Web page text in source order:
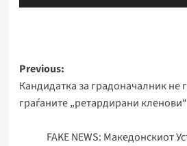
плејер
Post
navigation
Previous:
Кандидатка за градоначалник не
граѓаните „ретардирани кленови“
FAKE NEWS: Македонскиот